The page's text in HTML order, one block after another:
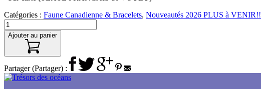
Catégories : Faune Canadienne & Bracelets, Nouveautés 2026 PLUS à VENIR!!
Ajouter au panier
Partager (Partager) :